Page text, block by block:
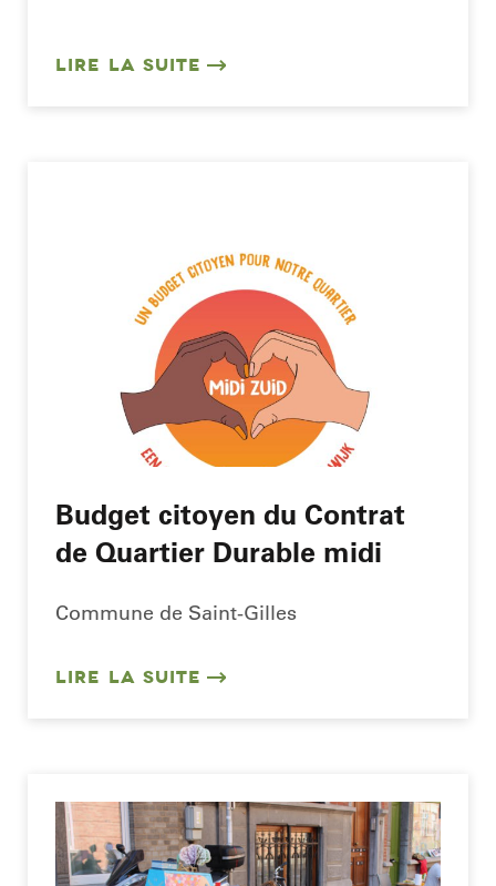
LIRE LA SUITE
Budget citoyen du Contrat
de Quartier Durable midi
Commune de Saint-Gilles
LIRE LA SUITE